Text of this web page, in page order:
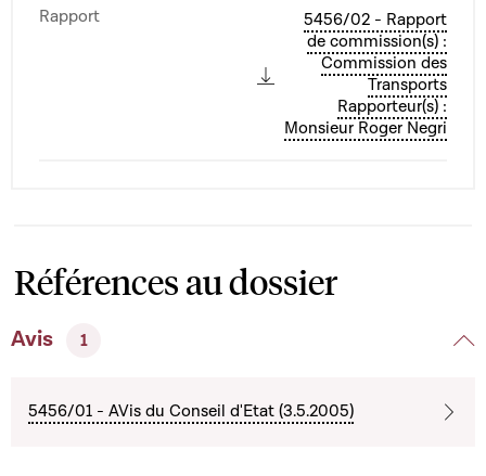
Rapport
5456/02 - Rapport
de commission(s) :
Commission des
Transports
Rapporteur(s) :
Monsieur Roger Negri
Références au dossier
Avis 1
5456/01 - AVis du Conseil d'Etat (3.5.2005)